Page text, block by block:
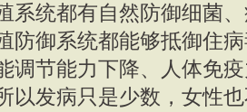
系统都有自然防御细菌
防御系统都能够抵御住
调节能力下降、人体免
以发病只是少数，女性